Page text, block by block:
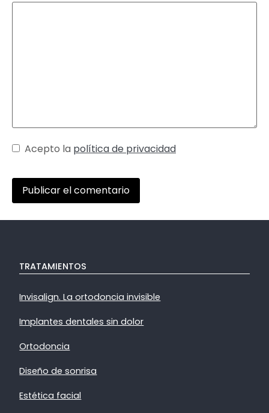
Acepto la política de privacidad
TRATAMIENTOS
Invisalign. La ortodoncia invisible
Implantes dentales sin dolor
Ortodoncia
Diseño de sonrisa
Estética facial